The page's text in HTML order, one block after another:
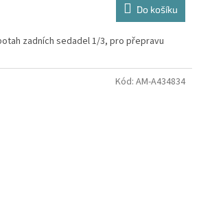
Do košíku
zadních sedadel 1/3, pro přepravu
Kód: AM-A434834